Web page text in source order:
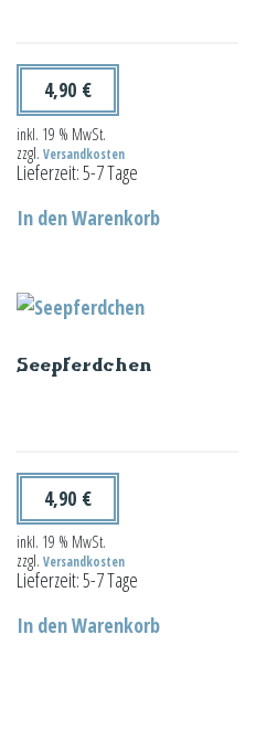
4,90 €
inkl. 19 % MwSt.
zzgl. Versandkosten
Lieferzeit:5-7 Tage
In den Warenkorb
Seepferdchen
4,90 €
inkl. 19 % MwSt.
zzgl. Versandkosten
Lieferzeit:5-7 Tage
In den Warenkorb